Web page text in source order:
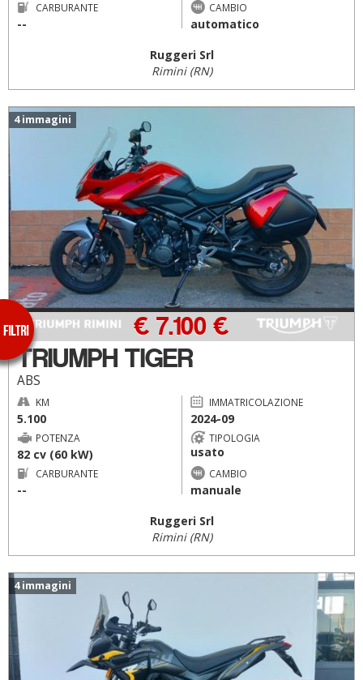
CARBURANTE
--
CAMBIO
automatico
Ruggeri Srl
Rimini (RN)
4 immagini
TRIUMPH TIGER
ABS
€ 7.100 €
KM
5.100
IMMATRICOLAZIONE
2024-09
POTENZA
82 cv (60 kW)
TIPOLOGIA
usato
CARBURANTE
--
CAMBIO
manuale
Ruggeri Srl
Rimini (RN)
4 immagini